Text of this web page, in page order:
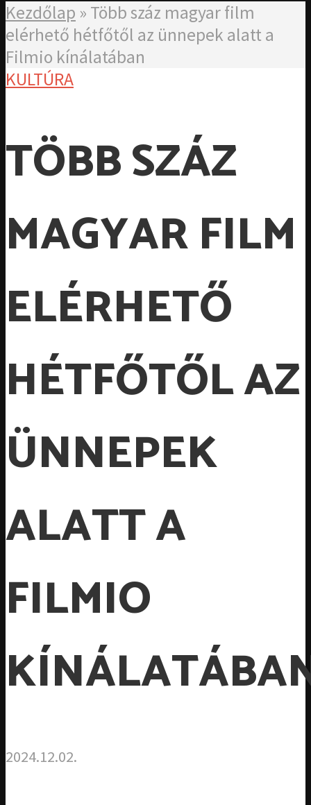
Kezdőlap » Több száz magyar film
elérhető hétfőtől az ünnepek alatt a
Filmio kínálatában
KULTÚRA
TÖBB SZÁZ
MAGYAR FILM
ELÉRHETŐ
HÉTFŐTŐL AZ
ÜNNEPEK
ALATT A
FILMIO
2024.12.02.